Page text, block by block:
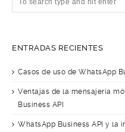
ENTRADAS RECIENTES
Casos de uso de WhatsApp
Ventajas de la mensajería
Business API
WhatsApp Business API y la